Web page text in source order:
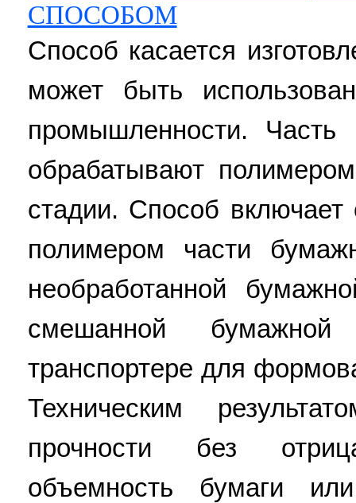
СПОСОБОМ
Способ касается
может быть
промышленности.
обрабатывают
стадии. Способ
полимером части
необработанной
смешанной
транспортере для
Техническим
прочности без
объемность бумаги